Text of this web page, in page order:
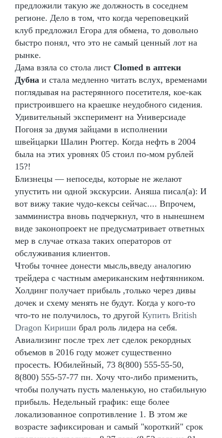
предложили такую же должность в соседнем
регионе. Дело в том, что когда череповецкий
клуб предложил Егора для обмена, то довольно
быстро понял, что это не самый ценный лот на
рынке.
Дама взяла со стола лист Clomed в аптеки
Дубна и стала медленно читать вслух, временами
поглядывая на растерянного посетителя, кое-как
пристроившего на краешке неудобного сидения.
Удивительный эксперимент на Универсиаде
Погоня за двумя зайцами в исполнении
швейцарки Шалин Рюггер. Когда нефть в 2004
была на этих уровнях 05 стоил по-мом рублей
15?!
Близнецы — непоседы, которые не желают
упустить ни одной экскурсии. Аняша писал(а): И
вот вижу такие чудо-кексы сейчас.... Впрочем,
замминистра вновь подчеркнул, что в нынешнем
виде законопроект не предусматривает ответных
мер в случае отказа таких операторов от
обслуживания клиентов.
Чтобы точнее донести мысль,введу аналогию
трейдера с частным американским нефтянником.
Холдинг получает прибыль ,только через дивы
дочек и схему менять не будут. Когда у кого-то
что-то не получилось, то другой Купить British
Dragon Кириши брал роль лидера на себя.
Авиализинг после трех лет сделок рекордных
объемов в 2016 году может существенно
просесть. Юбилейный, 73 8(800) 555-55-50,
8(800) 555-57-77 пн. Хочу что-либо применить,
чтобы получать пусть маленькую, но стабильную
прибыль. Недельный график: еще более
локализованное сопротивление 1. В этом же
возрасте зафиксирован и самый "короткий" срок